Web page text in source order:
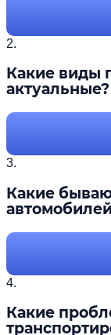
2.
Какие виды
актуальные?
3.
Какие
4.
Какие